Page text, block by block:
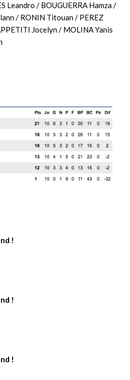
Leandro / BOUGUERRA Hamza /
/ RONIN Titouan / PEREZ
Jocelyn / MOLINA Yanis
!
!
!